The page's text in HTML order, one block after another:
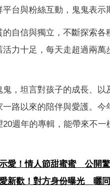
台與粉絲互動，鬼鬼表示
自信與獨立，不斷探索
力十足，每天走超過兩
，坦言對孩子的成長、
路以來的陪伴與愛護。
週年的專輯，能帶來不
愛！情人節甜蜜蜜 公開
新歡！對方身份曝光 曬